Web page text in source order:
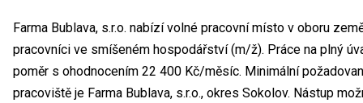
Farma Bublava, s.r.o. nabízí volné pracovní místo v oboru
pracovníci ve smíšeném hospodářství (m/ž). Práce na plný
poměr s ohodnocením 22 400 Kč/měsíc. Minimální
pracoviště je Farma Bublava, s.r.o., okres Sokolov. Nástup